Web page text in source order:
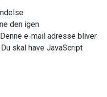
den igen
Denne e-mail adresse bliver
skal have JavaScript